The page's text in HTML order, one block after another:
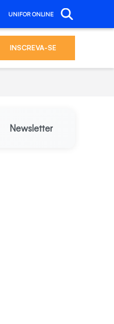
UNIFOR ONLINE
INSCREVA-SE
Newsletter